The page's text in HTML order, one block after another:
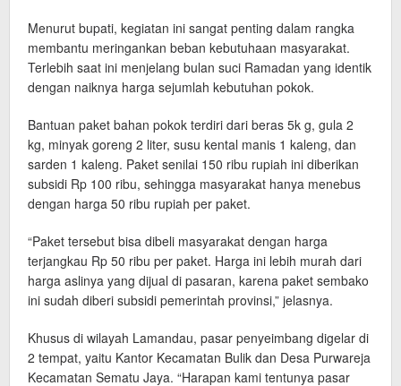
Menurut bupati, kegiatan ini sangat penting dalam rangka
membantu meringankan beban kebutuhaan masyarakat.
Terlebih saat ini menjelang bulan suci Ramadan yang identik
dengan naiknya harga sejumlah kebutuhan pokok.
Bantuan paket bahan pokok terdiri dari beras 5k g, gula 2
kg, minyak goreng 2 liter, susu kental manis 1 kaleng, dan
sarden 1 kaleng. Paket senilai 150 ribu rupiah ini diberikan
subsidi Rp 100 ribu, sehingga masyarakat hanya menebus
dengan harga 50 ribu rupiah per paket.
“Paket tersebut bisa dibeli masyarakat dengan harga
terjangkau Rp 50 ribu per paket. Harga ini lebih murah dari
harga aslinya yang dijual di pasaran, karena paket sembako
ini sudah diberi subsidi pemerintah provinsi,” jelasnya.
Khusus di wilayah Lamandau, pasar penyeimbang digelar di
2 tempat, yaitu Kantor Kecamatan Bulik dan Desa Purwareja
Kecamatan Sematu Jaya. “Harapan kami tentunya pasar